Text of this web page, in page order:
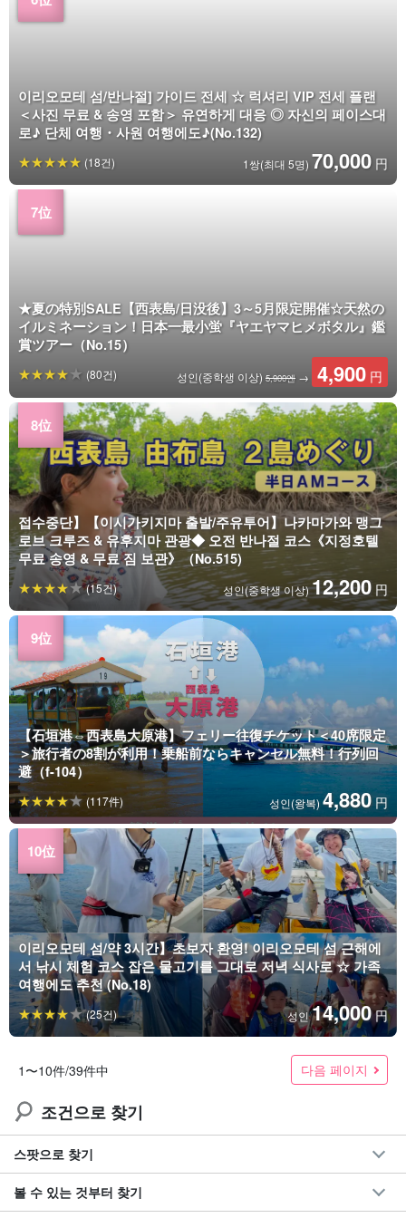
이리오모테 섬/반나절] 가이드 전세 ☆ 럭셔리 VIP 전세 플랜
＜사진 무료 & 송영 포함＞ 유연하게 대응 ◎ 자신의 페이스대
로♪ 단체 여행・사원 여행에도♪(No.132)
1쌍(최대 5명) 70,000 円
(18건)
★夏の特別SALE【西表島/日没後】3～5月限定開催☆天然の
イルミネーション！日本一最小蛍『ヤエヤマヒメボタル』鑑
賞ツアー（No.15）
성인(중학생 이상) 5,900엔 → 4,900 円
(80건)
접수중단】【이시가키지마 출발/주유투어】나카마가와 맹그
로브 크루즈 & 유후지마 관광◆ 오전 반나절 코스《지정호텔
무료 송영 & 무료 짐 보관》（No.515)
성인(중학생 이상)12,200 円
(15건)
【石垣港⇔西表島大原港】フェリー往復チケット＜40席限定
＞旅行者の8割が利用！乗船前ならキャンセル無料！行列回
避（f-104）
성인(왕복) 4,880 円
(117件)
이리오모테 섬/약 3시간】초보자 환영! 이리오모테 섬 근해에
서 낚시 체험 코스 잡은 물고기를 그대로 저녁 식사로 ☆ 가족
여행에도 추천 (No.18)
성인14,000 円
(25건)
1〜10件/39件中 다음 페이지
조건으로 찾기
스팟으로 찾기
볼 수 있는 것부터 찾기